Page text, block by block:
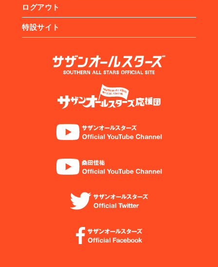
ログアウト
特設サイト